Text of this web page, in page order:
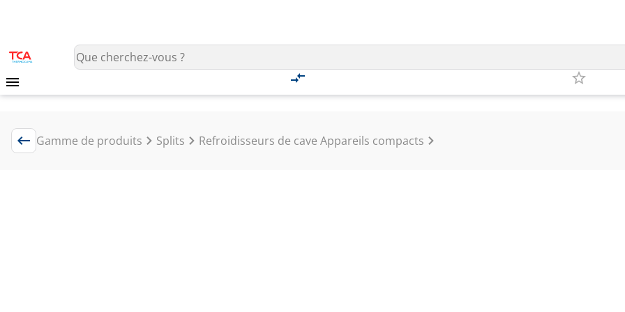
Gamme de produits Splits Refroidisseurs de cave Appareils compacts